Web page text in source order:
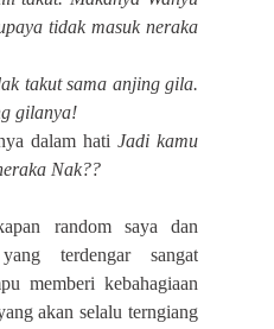
tidak masuk neraka
takut sama anjing gila.
gilanya!
dalam hati Jadi kamu
Nak??
random saya dan
terdengar sangat
memberi kebahagiaan
akan selalu terngiang